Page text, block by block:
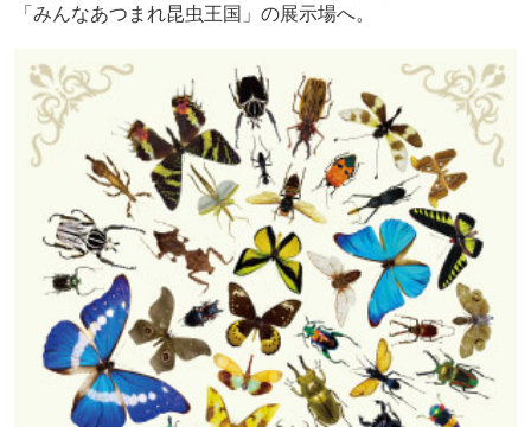
「みんなあつまれ昆虫王国」の展示場へ。